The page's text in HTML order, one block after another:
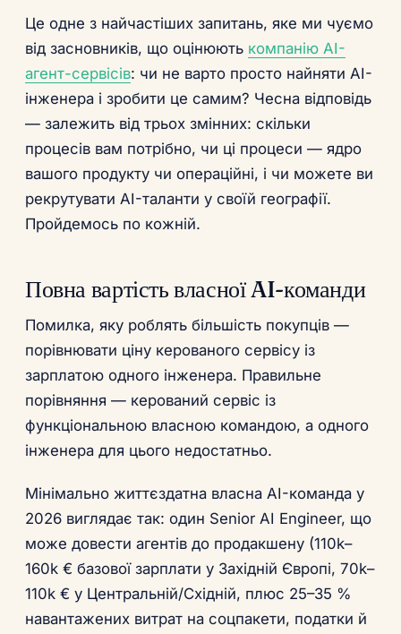
Це одне з найчастіших запитань, яке ми чуємо
від засновників, що оцінюють компанію AI-
агент-сервісів: чи не варто просто найняти AI-
інженера і зробити це самим? Чесна відповідь
— залежить від трьох змінних: скільки
процесів вам потрібно, чи ці процеси — ядро
вашого продукту чи операційні, і чи можете ви
рекрутувати AI-таланти у своїй географії.
Пройдемось по кожній.
Повна вартість власної AI-команди
Помилка, яку роблять більшість покупців —
порівнювати ціну керованого сервісу із
зарплатою одного інженера. Правильне
порівняння — керований сервіс із
функціональною власною командою, а одного
інженера для цього недостатньо.
Мінімально життєздатна власна AI-команда у
2026 виглядає так: один Senior AI Engineer, що
може довести агентів до продакшену (110k–
160k € базової зарплати у Західній Європі, 70k–
110k € у Центральній/Східній, плюс 25–35 %
навантажених витрат на соцпакети, податки й